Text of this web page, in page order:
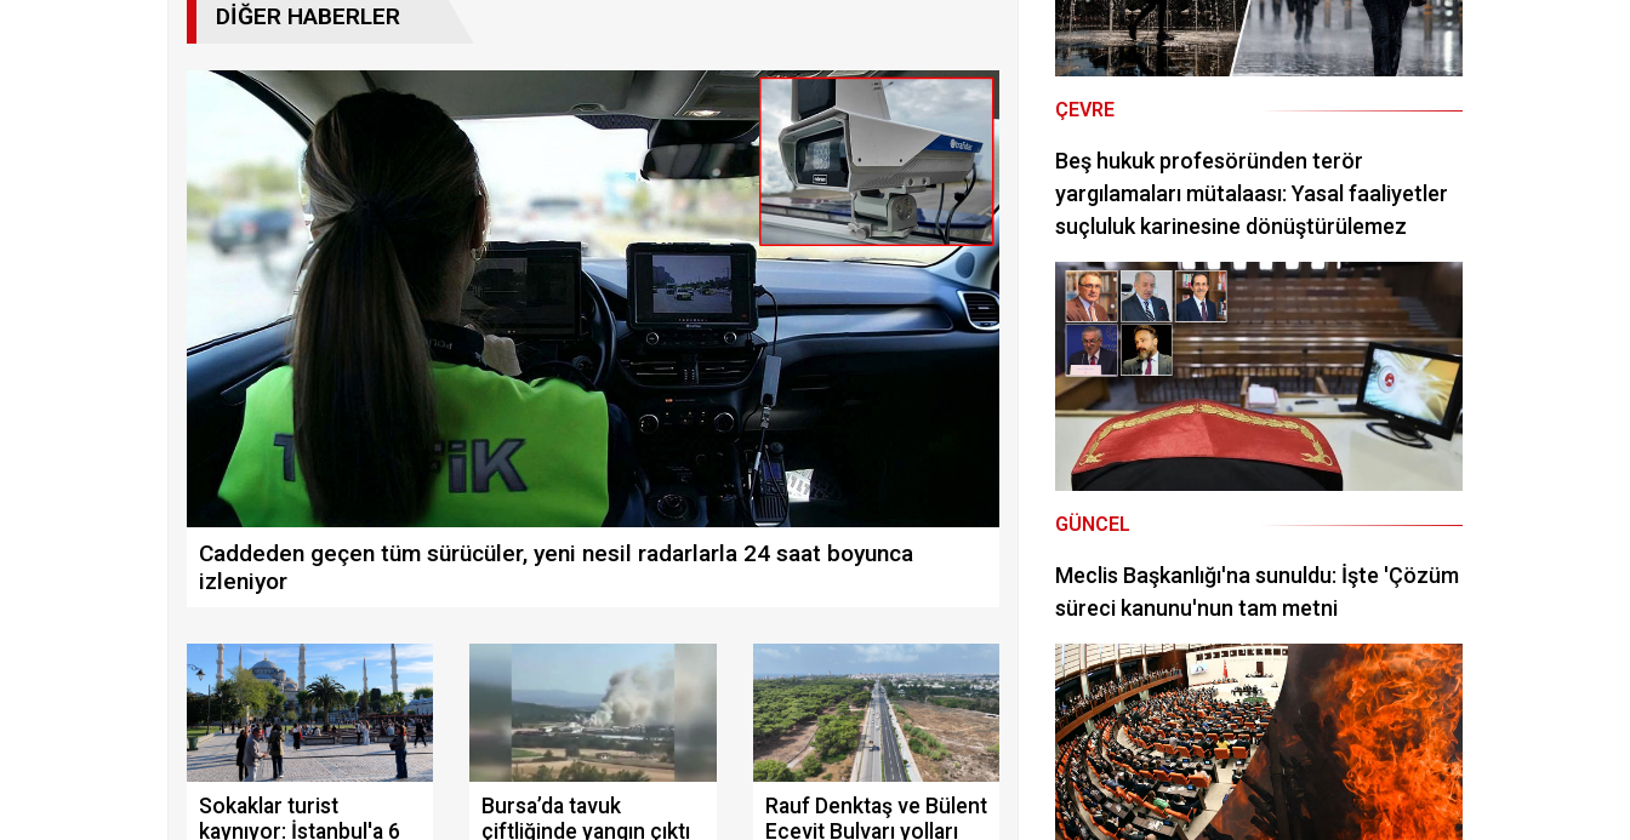
DIĞER HABERLER
Caddeden geçen tüm sürücüler, yeni nesil radarlarla 24 saat boyunca
izleniyor
Sokaklar turist
kaynıyor: İstanbul'a 6
Bursa’da tavuk
çiftliğinde yangın çıktı
Rauf Denktaş ve Bülent
Ecevit Bulvarı yolları
ÇEVRE
Beş hukuk profesöründen terör
yargılamaları mütalaası: Yasal faaliyetler
suçluluk karinesine dönüştürülemez
GÜNCEL
Meclis Başkanlığı'na sunuldu: İşte 'Çözüm
süreci kanunu'nun tam metni